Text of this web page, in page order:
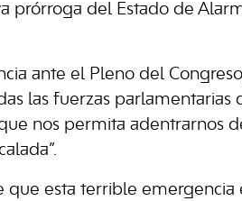
prórroga del Estado de
ante el Pleno del
las fuerzas
nos permita adentrarnos
que esta terrible